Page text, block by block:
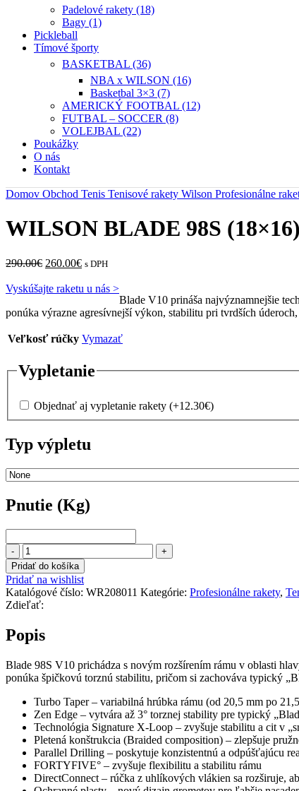
Padelové rakety (18)
Bagy (1)
Pickleball
Tímové športy
BASKETBAL (36)
NBA x WILSON (16)
Basketbal 3×3 (7)
AMERICKÝ FOOTBAL (12)
FUTBAL – SOCCER (8)
VOLEJBAL (22)
Poukážky
O nás
Kontakt
Domov Obchod Tenis Tenisové rakety Wilson Profesionálne
WILSON BLADE 98S
290.00€ Pôvodná
bola:
260.00€Aktuálna
je:
260.00€.
s DPH
Vyskúšajte raketu u nás >
Blade V10 prináša najvýznamnejšie
ponúka výrazne agresívnejší výkon, stabilitu pri tvrdších
Veľkosť rúčky Vymazať
Vypletanie
Objednať aj vypletanie rakety (+12.30€)
Typ výpletu
Pnutie (Kg)
(Kg)množstvo
WILSON
BLADE
98S
(18x16)
V10
Pridať do košíka
Pridať na wishlist
Katalógové číslo: WR208011 Kategórie: Profesionálne rakety,
Zdieľať:
Popis
Blade 98S V10 prichádza s novým rozšírením rámu v oblasti
ponúka špičkovú torznú stabilitu, pričom si zachováva typický
Turbo Taper – variabilná hrúbka rámu (od 20,5 mm po
Zen Edge – vytvára až 3° torznej stability pre typický
Technológia Signature X-Loop – zvyšuje stabilitu a cit v
Pletená konštrukcia (Braided composition) – zlepšuje
Parallel Drilling – poskytuje konzistentnú a odpúšťajúcu
FORTYFIVE° – zvyšuje flexibilitu a stabilitu rámu
DirectConnect – rúčka z uhlíkových vlákien sa rozširuje,